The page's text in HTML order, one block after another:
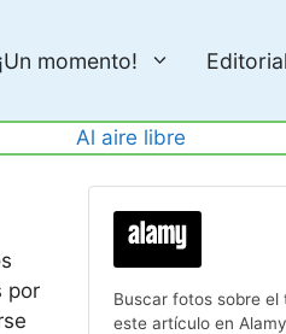
¡Un momento! Editorial
Al aire libre
por
Buscar fotos sobre el
este artículo en